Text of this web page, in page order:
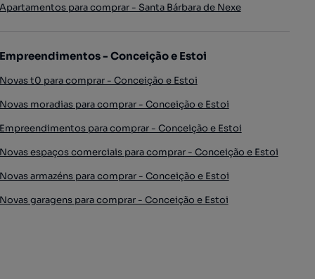
Apartamentos para comprar - Santa Bárbara de Nexe
Empreendimentos - Conceição e Estoi
Novas t0 para comprar - Conceição e Estoi
Novas moradias para comprar - Conceição e Estoi
Empreendimentos para comprar - Conceição e Estoi
Novas espaços comerciais para comprar - Conceição e Estoi
Novas armazéns para comprar - Conceição e Estoi
Novas garagens para comprar - Conceição e Estoi